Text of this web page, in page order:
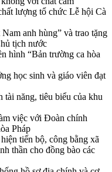
lượng tổ chức Lễ hội Cà
anh hùng” và trao tặng
tịch nước
hình “Bản trường ca hòa
học sinh và giáo viên đạt
tài năng, tiêu biểu của khu
việc với Đoàn chính
Pháp
tiến bộ, công bằng xã
thần cho đồng bào các